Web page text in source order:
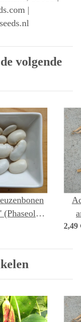
|
volgende
(Phaseolus
zaden
2,49